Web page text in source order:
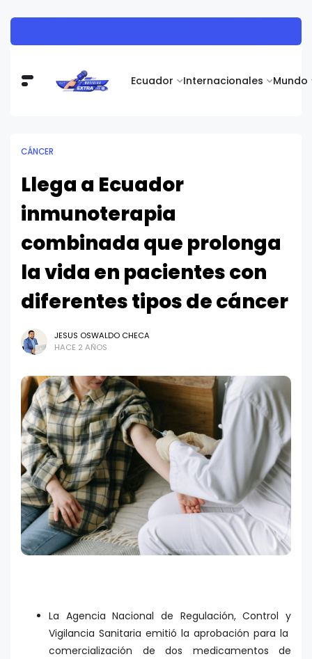
Ecuador Internacionales Mundo
CÁNCER
Llega a Ecuador
inmunoterapia
combinada que prolonga
la vida en pacientes con
diferentes tipos de cáncer
JESUS OSWALDO CHECA
HACE 2 AÑOS
La Agencia Nacional de Regulación, Control y
Vigilancia Sanitaria emitió la aprobación para la
comercialización de dos medicamentos de